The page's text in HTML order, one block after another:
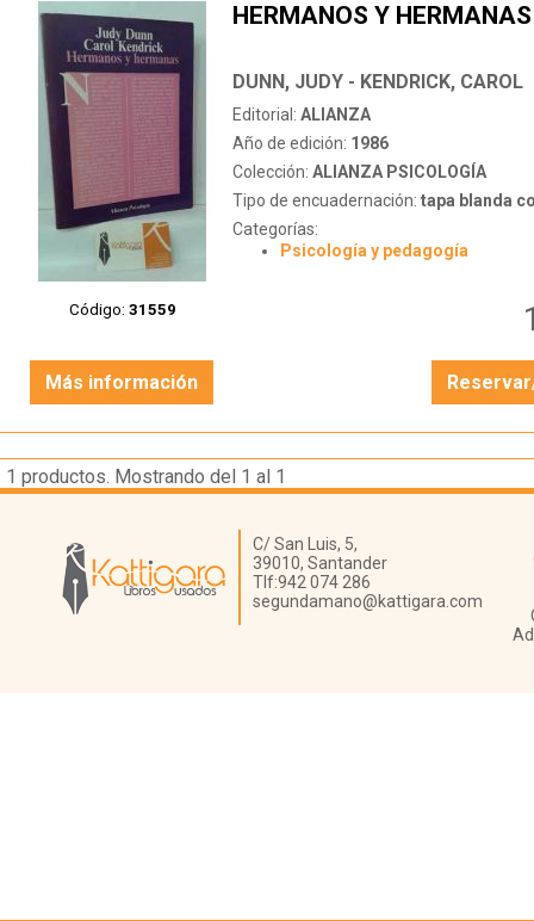
Código: 31559
HERMANOS Y HERMANAS
DUNN, JUDY - KENDRICK, CAROL
Editorial: ALIANZA
Año de edición: 1986
Colección: ALIANZA PSICOLOGÍA
Tipo de encuadernación: tapa blanda
Categorías:
Psicología y pedagogía
Más información
1 productos. Mostrando del 1 al 1
Librería Kattigara
C/ San Luis, 5,
39010, Santander
Tlf:942 074 286
segundamano@kattigara.com